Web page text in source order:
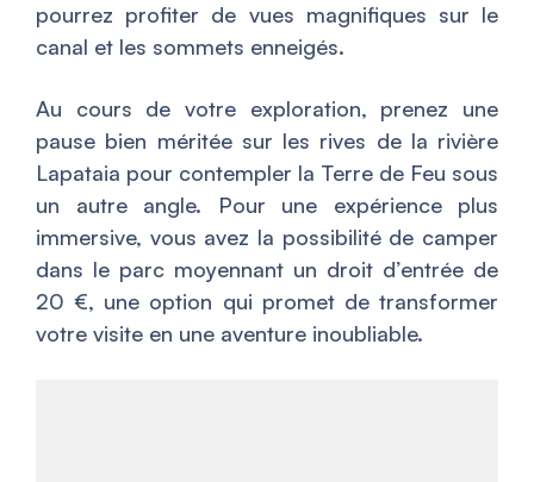
pourrez profiter de vues magnifiques sur le
canal et les sommets enneigés.
Au cours de votre exploration, prenez une
pause bien méritée sur les rives de la rivière
Lapataia pour contempler la Terre de Feu sous
un autre angle. Pour une expérience plus
immersive, vous avez la possibilité de camper
dans le parc moyennant un droit d’entrée de
20 €, une option qui promet de transformer
votre visite en une aventure inoubliable.